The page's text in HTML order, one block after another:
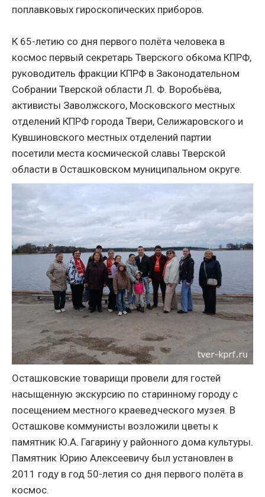
поплавковых гироскопических приборов.
К 65-летию со дня первого полёта человека в
космос первый секретарь Тверского обкома КПРФ,
руководитель фракции КПРФ в Законодательном
Собрании Тверской области Л. Ф. Воробьёва,
активисты Заволжского, Московского местных
отделений КПРФ города Твери, Селижаровского и
Кувшиновского местных отделений партии
посетили места космической славы Тверской
области в Осташковском муниципальном округе.
Осташковские товарищи провели для гостей
насыщенную экскурсию по старинному городу с
посещением местного краеведческого музея. В
Осташкове коммунисты возложили цветы к
памятник Ю.А. Гагарину у районного дома культуры.
Памятник Юрию Алексеевичу был установлен в
2011 году в год 50-летия со дня первого полёта в
космос.